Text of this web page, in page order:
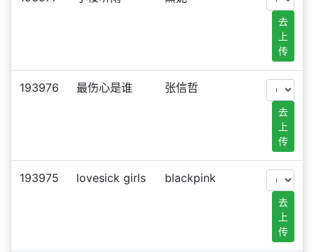
去
上
传
193976 最伤心是谁 张信哲
去
上
传
193975 lovesick girls blackpink
去
上
传